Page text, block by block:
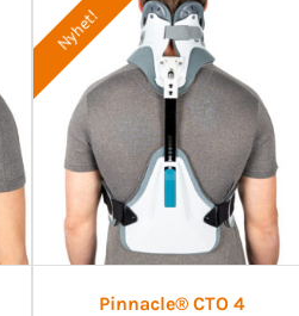
Nyhet!
Pinnacle® CTO 4